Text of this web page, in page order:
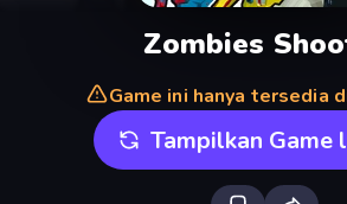
Zombies
Game ini hanya tersedia
Tampilkan Game